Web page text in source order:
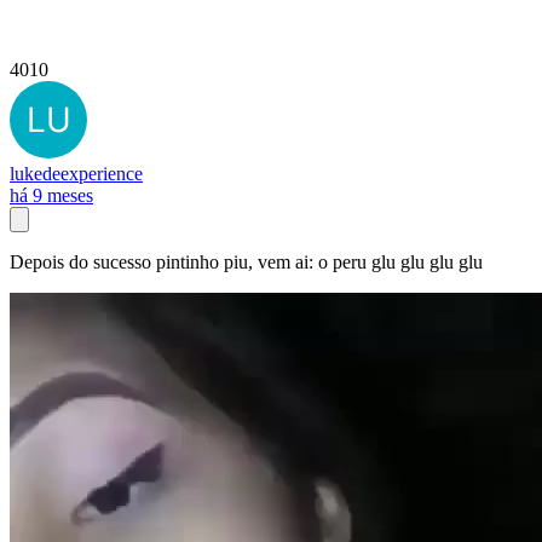
4010
lukedeexperience
há 9 meses
Depois do sucesso pintinho piu, vem ai: o peru glu glu glu glu